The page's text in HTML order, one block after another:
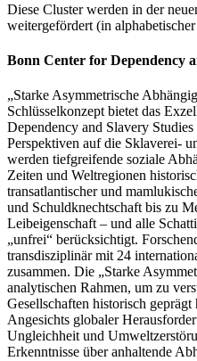
Diese Cluster werden in der
weitergefördert (in
Bonn Center for Dependency
„Starke Asymmetrische
Schlüsselkonzept bietet das
Dependency and Slavery
Perspektiven auf die Sklaverei-
werden tiefgreifende soziale
Zeiten und Weltregionen
transatlantischer und
und Schuldknechtschaft bis zu
Leibeigenschaft – und alle
„unfrei“ berücksichtigt.
transdisziplinär mit 24
zusammen. Die „Starke
analytischen Rahmen, um zu
Gesellschaften historisch geprägt
Angesichts globaler
Ungleichheit und
Erkenntnisse über anhaltende